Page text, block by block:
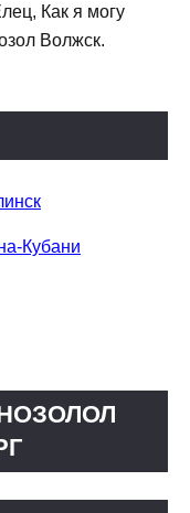
Как я могу
Волжск.
Кубани